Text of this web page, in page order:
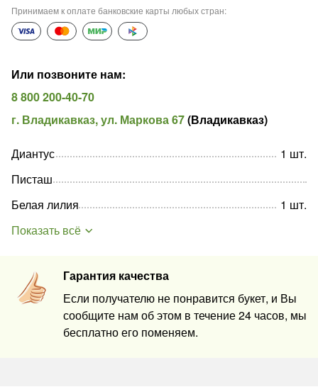
Принимаем к оплате банковские карты любых стран:
Или позвоните нам:
8 800 200-40-70
г. Владикавказ, ул. Маркова 67(Владикавказ)
Гарантия качества
Если получателю не понравится букет, и Вы
сообщите нам об этом в течение 24 часов, мы
бесплатно его поменяем.
Диантус 1 шт.
Писташ
Белая лилия
1 шт.
Показать всё